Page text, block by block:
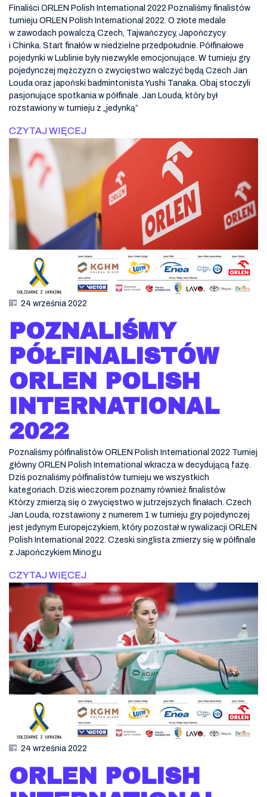
Finaliści ORLEN Polish International 2022 Poznaliśmy finalistów
turnieju ORLEN Polish International 2022. O złote medale
w zawodach powalczą Czech, Tajwańczycy, Japończycy
i Chinka. Start finałów w niedzielne przedpołudnie. Półfinałowe
pojedynki w Lublinie były niezwykle emocjonujące. W turnieju gry
pojedynczej mężczyzn o zwycięstwo walczyć będą Czech Jan
Louda oraz japoński badmintonista Yushi Tanaka. Obaj stoczyli
pasjonujące spotkania w półfinale. Jan Louda, który był
rozstawiony w turnieju z „jedynką”
CZYTAJ WIĘCEJ
24 września 2022
POZNALIŚMY
PÓŁFINALISTÓW
ORLEN POLISH
INTERNATIONAL
2022
Poznaliśmy półfinalistów ORLEN Polish International 2022 Turniej
główny ORLEN Polish International wkracza w decydującą fazę.
Dziś poznaliśmy półfinalistów turnieju we wszystkich
kategoriach. Dziś wieczorem poznamy również finalistów.
Którzy zmierzą się o zwycięstwo w jutrzejszych finałach. Czech
Jan Louda, rozstawiony z numerem 1 w turnieju gry pojedynczej
jest jedynym Europejczykiem, który pozostał w rywalizacji ORLEN
Polish International 2022. Czeski singlista zmierzy się w półfinale
z Japończykiem Minogu
CZYTAJ WIĘCEJ
24 września 2022
ORLEN POLISH